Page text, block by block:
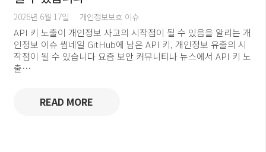
2026년 6월 17일 개인정보보호 이슈
API 키 노출이 개인정보 사고의 시작점이 될 수 있음을 알리는 개
인정보 이슈 썸네일 GitHub에 남은 API 키, 개인정보 유출의 시
작점이 될 수 있습니다 요즘 보안 커뮤니티나 뉴스에서 API 키 노
출…
READ MORE